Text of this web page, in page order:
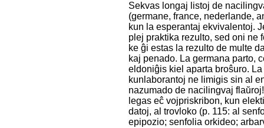
Sekvas longaj listoj de
(germane, france, nederlande,
kun la esperantaj ekvivalentoj.
plej praktika rezulto, sed oni ne
ke ĝi estas la rezulto de multe
kaj penado. La germana parto,
eldoniĝis kiel aparta broŝuro. La
kunlaborantoj ne limigis sin al
nazumado de nacilingvaj
legas eĉ vojpriskribon, kun
datoj, al trovloko (p. 115: al
epipozio; senfolia orkideo;